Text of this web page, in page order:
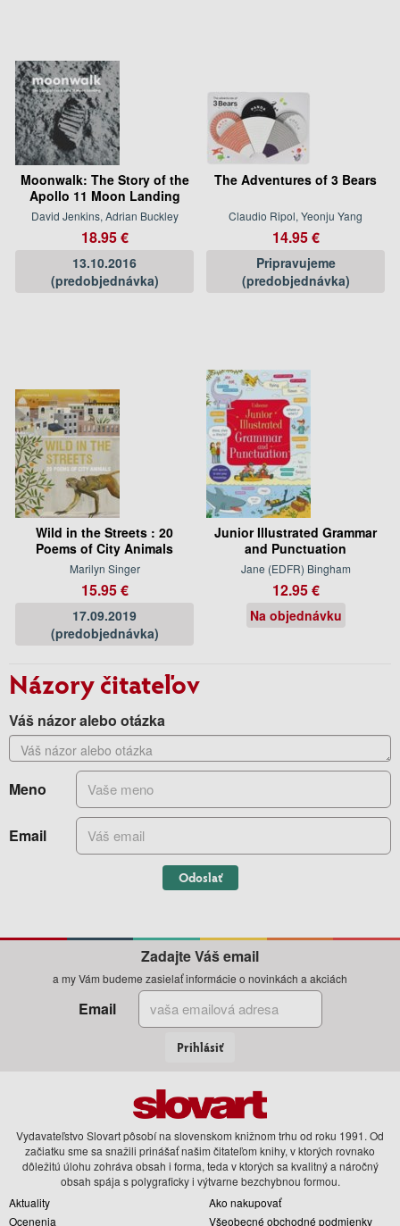
Moonwalk: The Story of the
Apollo 11 Moon Landing
David Jenkins, Adrian Buckley
18.95 €
13.10.2016
(predobjednávka)
The Adventures of 3 Bears
Claudio Ripol, Yeonju Yang
14.95 €
Pripravujeme
(predobjednávka)
Wild in the Streets : 20
Poems of City Animals
Marilyn Singer
15.95 €
17.09.2019
(predobjednávka)
Junior Illustrated Grammar
and Punctuation
Jane (EDFR) Bingham
12.95 €
Na objednávku
Názory čitateľov
Váš názor alebo otázka
Meno
Email
Odoslať
Zadajte Váš email
a my Vám budeme zasielať informácie o novinkách a akciách
Email
Prihlásiť
Vydavateľstvo Slovart pôsobí na slovenskom knižnom trhu od roku 1991. Od
začiatku sme sa snažili prinášať našim čitateľom knihy, v ktorých rovnako
dôležitú úlohu zohráva obsah i forma, teda v ktorých sa kvalitný a náročný
obsah spája s polygraficky i výtvarne bezchybnou formou.
Aktuality
Ocenenia
Ako nakupovať
Všeobecné obchodné podmienky